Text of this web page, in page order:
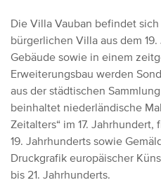
Die Villa Vauban befindet
bürgerlichen Villa aus dem
Gebäude sowie in einem
Erweiterungsbau werden
aus der städtischen
beinhaltet niederländische
Zeitalters“ im 17.
19. Jahrhunderts sowie
Druckgrafik europäischer
bis 21. Jahrhunderts.